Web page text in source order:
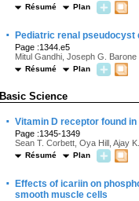
Résumé Plan
· Pediatric renal pseudocyst
Page :1344.e5
Mitul Gandhi, Joseph G. Barone
Résumé Plan
Basic Science
· Vitamin D receptor found
Page :1345-1349
Sean T. Corbett, Oya Hill, Ajay
Résumé Plan
·
Effects of icariin on
smooth muscle cells